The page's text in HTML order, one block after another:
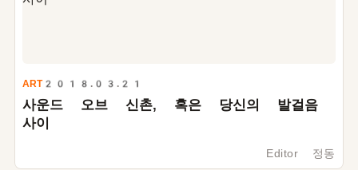
ART2018.03.21
사운드 오브 신촌, 혹은 당신의 발걸음
사이
Editor 정동